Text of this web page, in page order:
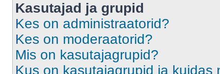
Kasutajad ja grupid
Kes on administraatorid?
Kes on moderaatorid?
Mis on kasutajagrupid?
Kus on kasutajagrupid ja kuidas